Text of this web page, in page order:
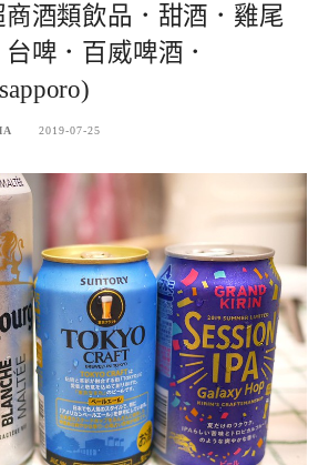
酒類飲品．甜酒．雞尾
啤．百威啤酒．
2019-07-25